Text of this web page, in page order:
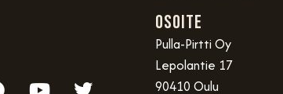
OSOITE
Pulla-Pirtti Oy
Lepolantie 17
90410 Oulu